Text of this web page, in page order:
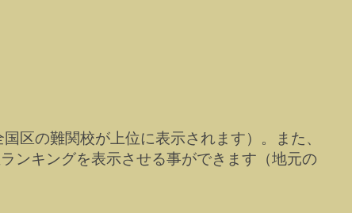
区の難関校が上位に表示されます）。また、
ンキングを表示させる事ができます（地元の